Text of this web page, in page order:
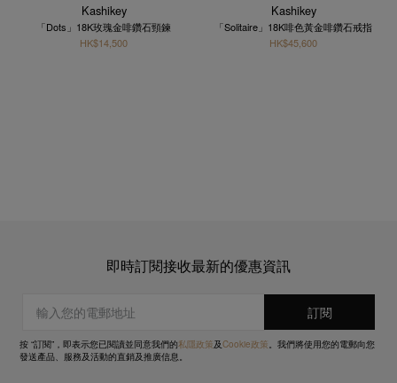
Kashikey
「Dots」18K玫瑰金啡鑽石頸鍊
HK$14,500
Kashikey
「Solitaire」18K啡色黃金啡鑽石戒指
HK$45,600
即時訂閱接收最新的優惠資訊
按 “訂閱”，即表示您已閱讀並同意我們的私隱政策及Cookie政策 。我們將使用您的電郵向您
發送產品、服務及活動的直銷及推廣信息。